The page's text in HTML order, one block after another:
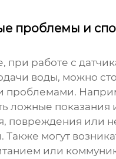
проблемы и
при работе с
воды, можно
проблемами.
ложные показания
повреждения или
Также могут
или